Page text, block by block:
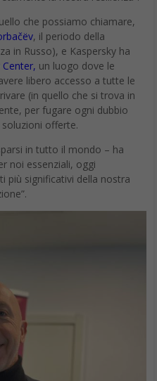
che possiamo chiamare,
, il periodo della
in Russo), e Kaspersky ha
un luogo dove le
libero accesso a tutte le
(in quello che si trova in
per fugare ogni dubbio
offerte.
in tutto il mondo – ha
noi essenziali, oggi
più significativi della nostra